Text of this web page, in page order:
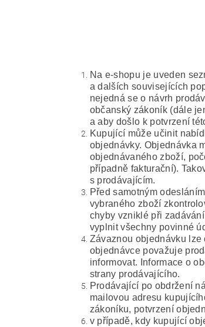
Na e-shopu je uveden
a dalších souvisejících
nejedná se o návrh
občanský zákoník (dále
a aby došlo k potvrzení
Kupující může učinit
objednávky. Objednávka
objednávaného zboží,
případně fakturační).
s prodávajícím.
Před samotným
vybraného zboží
chyby vzniklé při
vyplnit všechny povinné
Závaznou objednávku lze
objednávce považuje
informovat. Informace o
strany prodávajícího.
Prodávající po obdržení
mailovou adresu
zákoníku, potvrzení
v případě, kdy kupující